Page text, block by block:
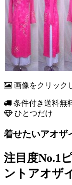
画像をクリック
条件付き送料無
ひとつだけ
着せたいアオザ
注目度No.1
ントアオザ